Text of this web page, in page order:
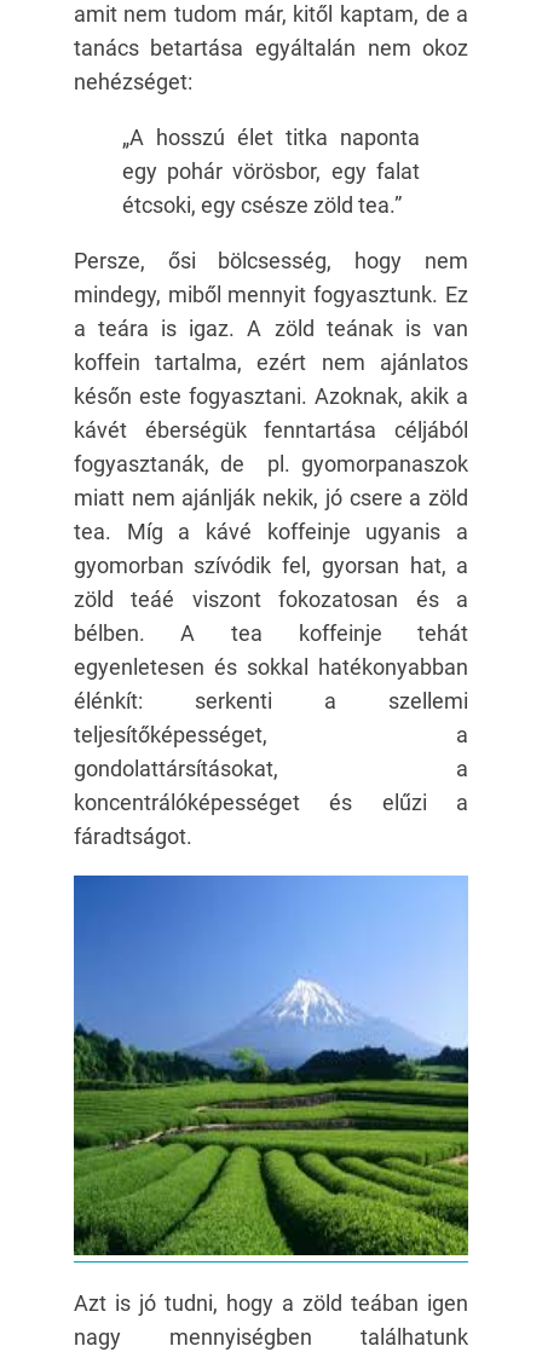
amit nem tudom már, kitől kaptam, de a
tanács betartása egyáltalán nem okoz
nehézséget:
„A hosszú élet titka naponta
egy pohár vörösbor, egy falat
étcsoki, egy csésze zöld tea.”
Persze, ősi bölcsesség, hogy nem
mindegy, miből mennyit fogyasztunk. Ez
a teára is igaz. A zöld teának is van
koffein tartalma, ezért nem ajánlatos
későn este fogyasztani. Azoknak, akik a
kávét éberségük fenntartása céljából
fogyasztanák, de pl. gyomorpanaszok
miatt nem ajánlják nekik, jó csere a zöld
tea. Míg a kávé koffeinje ugyanis a
gyomorban szívódik fel, gyorsan hat, a
zöld teáé viszont fokozatosan és a
bélben. A tea koffeinje tehát
egyenletesen és sokkal hatékonyabban
élénkít: serkenti a szellemi
teljesítőképességet, a
gondolattársításokat, a
koncentrálóképességet és elűzi a
fáradtságot.
Azt is jó tudni, hogy a zöld teában igen
nagy mennyiségben találhatunk